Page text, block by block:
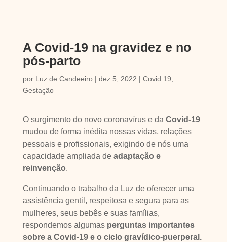
A Covid-19 na gravidez e no
pós-parto
por Luz de Candeeiro| dez 5, 2022 | Covid 19
Gestação
O surgimento do novo coronavírus e da Covid-19
mudou de forma inédita nossas vidas, relações
pessoais e profissionais, exigindo de nós uma
capacidade ampliada de adaptação e
reinvenção.
Continuando o trabalho da Luz de oferecer uma
assistência gentil, respeitosa e segura para as
mulheres, seus bebês e suas famílias,
respondemos algumas perguntas importantes
sobre a Covid-19 e o ciclo gravídico-puerperal.